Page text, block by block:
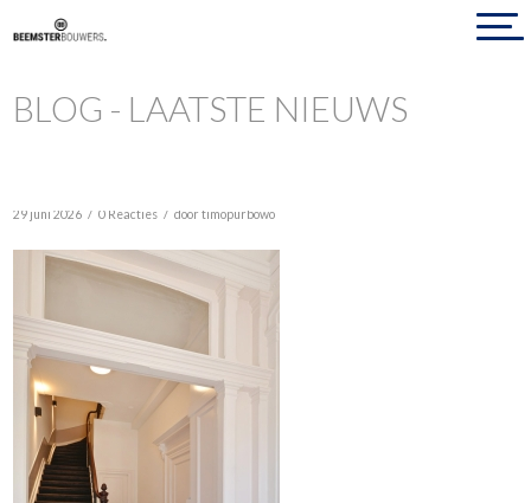
BLOG - LAATSTE NIEUWS
29 juni 2026 / 0 Reacties / doortimopurbowo